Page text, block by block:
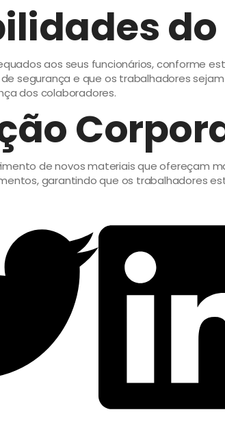
aos seus funcionários, conforme
segurança e que os trabalhadores
dos colaboradores.
de novos materiais que ofereçam
garantindo que os trabalhadores